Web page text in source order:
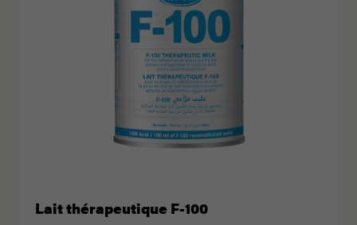
Lait thérapeutique F-100